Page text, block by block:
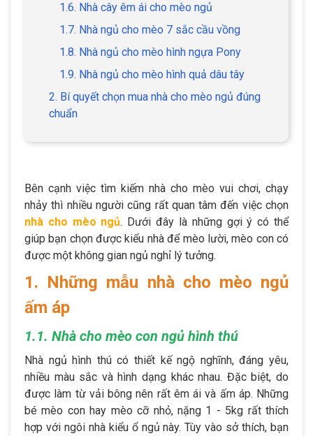
1.6. Nhà cây êm ái cho mèo ngủ
1.7. Nhà ngủ cho mèo 7 sắc cầu vồng
1.8. Nhà ngủ cho mèo hình ngựa Pony
1.9. Nhà ngủ cho mèo hình quả dâu tây
2. Bí quyết chọn mua nhà cho mèo ngủ đúng
chuẩn
Bên cạnh việc tìm kiếm nhà cho mèo vui chơi, chạy
nhảy thì nhiều người cũng rất quan tâm đến việc chọn
nhà cho mèo ngủ. Dưới đây là những gợi ý có thể
giúp bạn chọn được kiểu nhà để mèo lười, mèo con có
được một không gian ngủ nghỉ lý tưởng.
1. Những mẫu nhà cho mèo ngủ
ấm áp
1.1. Nhà cho mèo con ngủ hình thú
Nhà ngủ hình thú có thiết kế ngộ nghĩnh, đáng yêu,
nhiều màu sắc và hình dạng khác nhau. Đặc biệt, do
được làm từ vải bông nên rất êm ái và ấm áp. Những
bé mèo con hay mèo cỡ nhỏ, nặng 1 - 5kg rất thích
hợp với ngôi nhà kiểu ổ ngủ này. Tùy vào sở thích, bạn